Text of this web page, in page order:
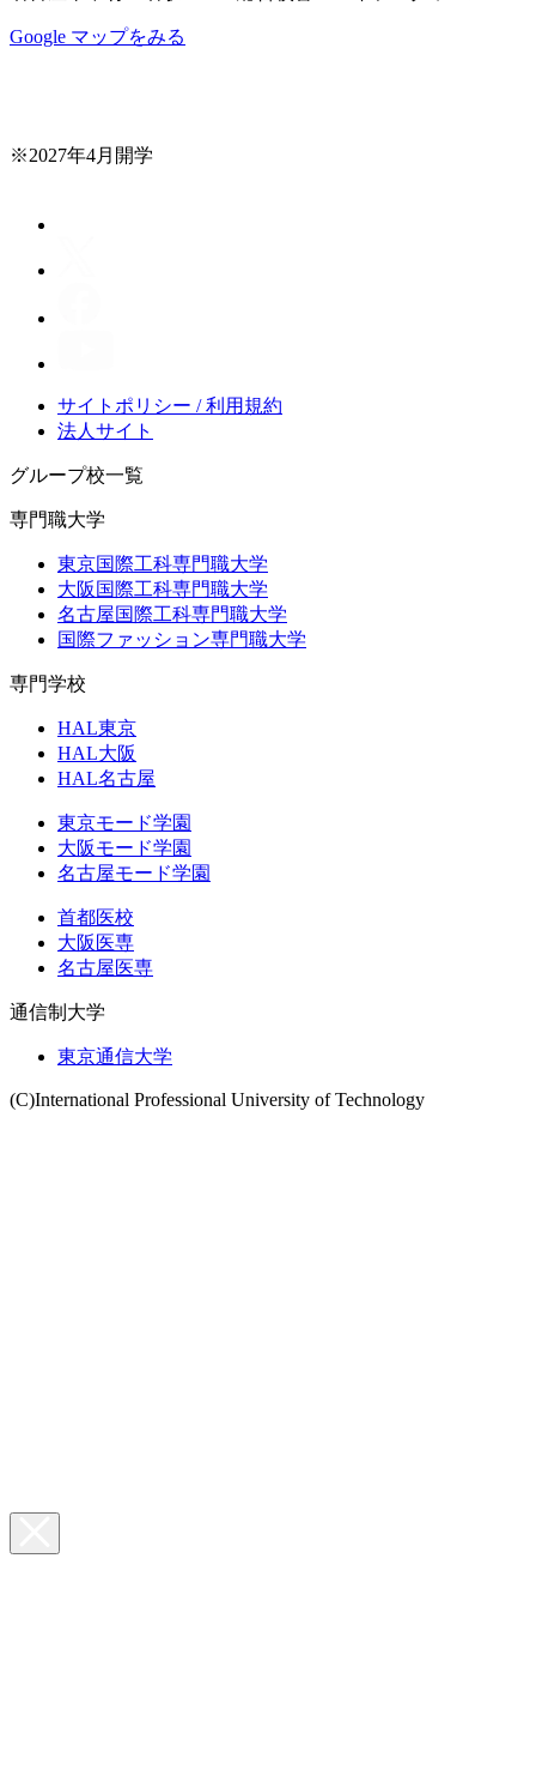
Google マップをみる
※2027年4月開学
サイトポリシー / 利用規約
法人サイト
グループ校一覧
専門職大学
東京国際工科専門職大学
大阪国際工科専門職大学
名古屋国際工科専門職大学
国際ファッション専門職大学
専門学校
HAL東京
HAL大阪
HAL名古屋
東京モード学園
大阪モード学園
名古屋モード学園
首都医校
大阪医専
名古屋医専
通信制大学
東京通信大学
(C)International Professional University of Technology